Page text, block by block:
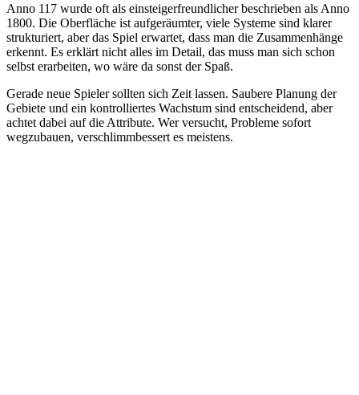
Anno 117 wurde oft als einsteigerfreundlicher beschrieben als Anno
1800. Die Oberfläche ist aufgeräumter, viele Systeme sind klarer
strukturiert, aber das Spiel erwartet, dass man die Zusammenhänge
erkennt. Es erklärt nicht alles im Detail, das muss man sich schon
selbst erarbeiten, wo wäre da sonst der Spaß.
Gerade neue Spieler sollten sich Zeit lassen. Saubere Planung der
Gebiete und ein kontrolliertes Wachstum sind entscheidend, aber
achtet dabei auf die Attribute. Wer versucht, Probleme sofort
wegzubauen, verschlimmbessert es meistens.